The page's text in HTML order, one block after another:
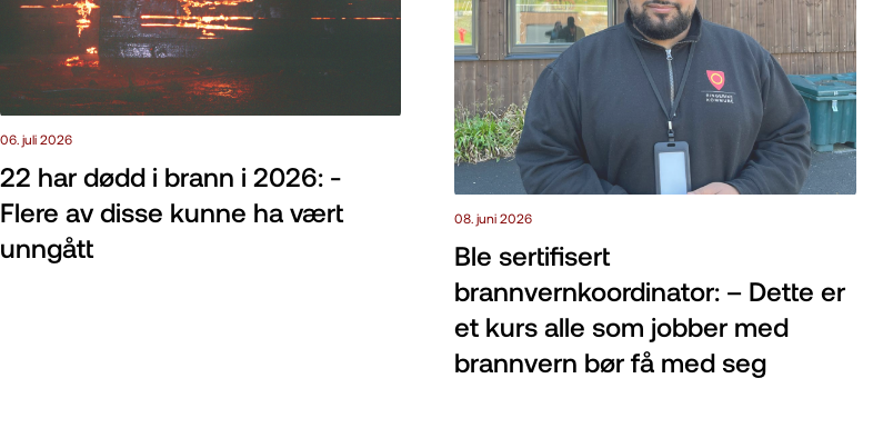
06. juli 2026
22 har dødd i brann i 2026: -
Flere av disse kunne ha vært
unngått
08. juni 2026
Ble sertifisert
brannvernkoordinator: – Dette er
et kurs alle som jobber med
brannvern bør få med seg